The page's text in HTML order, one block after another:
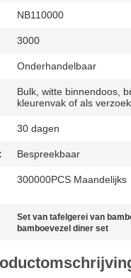
NB110000
3000
Onderhandelbaar
Bulk, witte binnendoos,
kleurenvak of als verzoek
30 dagen
Bespreekbaar
300000PCS Maandelijks
Set van tafelgerei van
bamboevezel diner set